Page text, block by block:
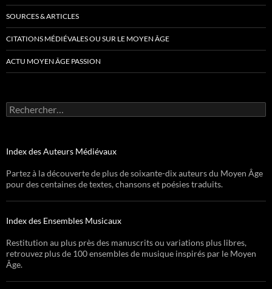
SOURCES & ARTICLES
CITATIONS MÉDIÉVALES OU SUR LE MOYEN ÂGE
ACTU MOYEN ÂGE PASSION
Rechercher :
Index des Auteurs Médiévaux
Partez à la découverte de plus de soixante-dix auteurs du Moyen Âge
pour des centaines de textes, chansons et poésies traduits.
Index des Ensembles Musicaux
Restitution au plus près des manuscrits ou variations plus libres,
retrouvez plus de 100 ensembles de musique inspirés par le Moyen
Âge.